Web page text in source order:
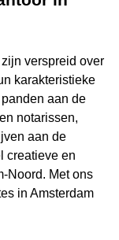
verspreid over
karakteristieke
aan de
notarissen,
aan de
creatieve en
Noord. Met ons
in Amsterdam